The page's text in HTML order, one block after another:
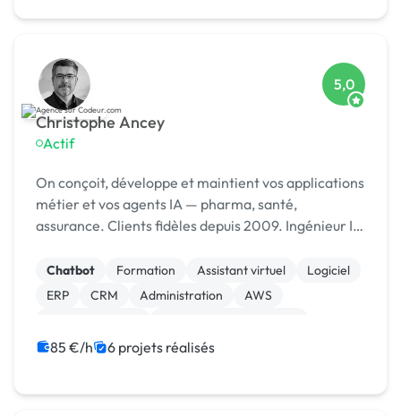
Christophe Ancey
Actif
5,0
On conçoit, développe et maintient vos applications
métier et vos agents IA — pharma, santé,
assurance. Clients fidèles depuis 2009. Ingénieur IA
Chatbot Formation Assistant virtuel
Logiciel
ERP
CRM Administration
AWS
85 €/h 6 projets réalisés